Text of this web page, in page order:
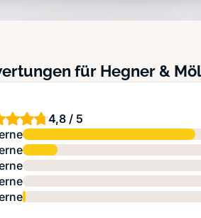
für Hegner &
4,8 / 5